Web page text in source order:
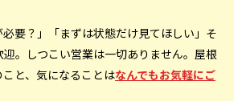
必要？」「まずは状態だけ見てほしい」そ
。しつこい営業は一切ありません。屋根
と、気になることはなんでもお気軽にご